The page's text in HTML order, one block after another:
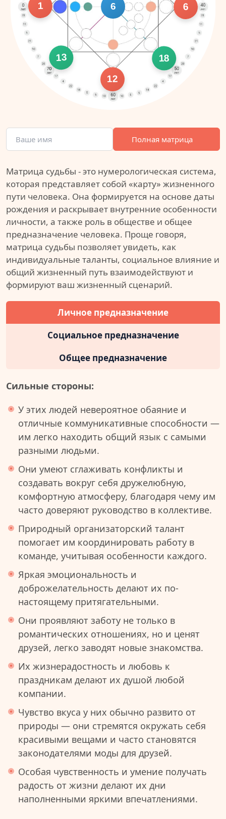
1 6
12
18
13
6
Полная матрица
Матрица судьбы - это нумерологическая система,
которая представляет собой «карту» жизненного
пути человека. Она формируется на основе даты
рождения и раскрывает внутренние особенности
личности, а также роль в обществе и общее
предназначение человека. Проще говоря,
матрица судьбы позволяет увидеть, как
индивидуальные таланты, социальное влияние и
общий жизненный путь взаимодействуют и
формируют ваш жизненный сценарий.
Личное предназначение
Социальное предназначение
Общее предназначение
Сильные стороны:
У этих людей невероятное обаяние и
отличные коммуникативные способности —
им легко находить общий язык с самыми
разными людьми.
Они умеют сглаживать конфликты и
создавать вокруг себя дружелюбную,
комфортную атмосферу, благодаря чему им
часто доверяют руководство в коллективе.
Природный организаторский талант
помогает им координировать работу в
команде, учитывая особенности каждого.
Яркая эмоциональность и
доброжелательность делают их по-
настоящему притягательными.
Они проявляют заботу не только в
романтических отношениях, но и ценят
друзей, легко заводят новые знакомства.
Их жизнерадостность и любовь к
праздникам делают их душой любой
компании.
Чувство вкуса у них обычно развито от
природы — они стремятся окружать себя
красивыми вещами и часто становятся
законодателями моды для друзей.
Особая чувственность и умение получать
радость от жизни делают их дни
наполненными яркими впечатлениями.